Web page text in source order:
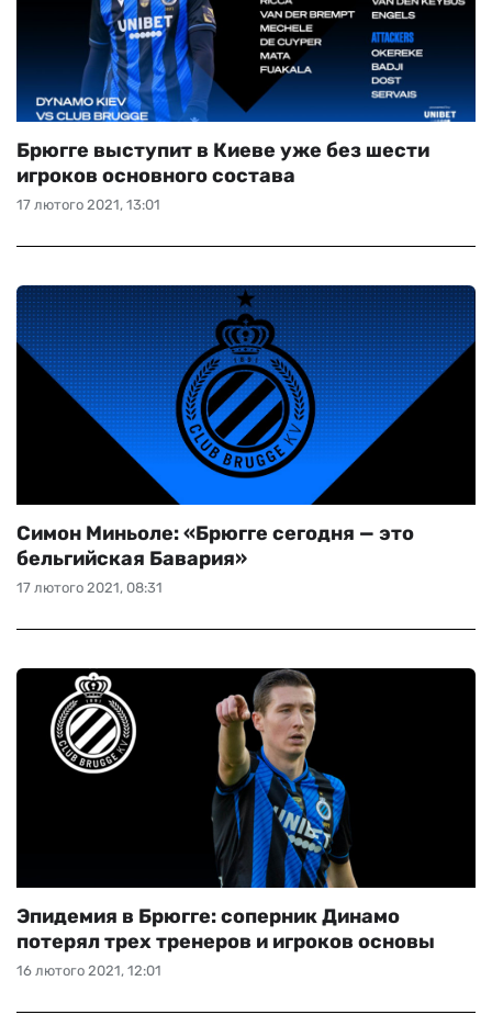
17 лютого 2021, 13:01
Брюгге выступит в Киеве уже без шести
игроков основного состава
17 лютого 2021, 08:31
Симон Миньоле: «Брюгге сегодня — это
бельгийская Бавария»
16 лютого 2021, 12:01
Эпидемия в Брюгге: соперник Динамо
потерял трех тренеров и игроков основы